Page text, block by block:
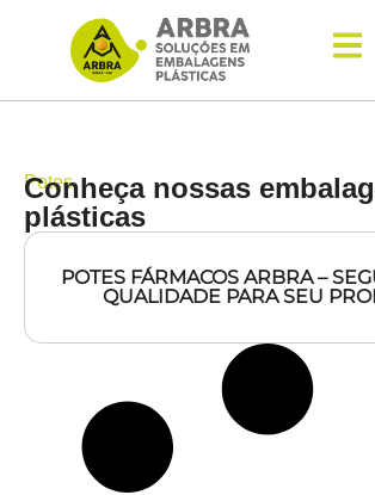
Potes
Conheça nossas
plásticas
POTES FÁRMACOS ARBRA –
QUALIDADE PARA SEU